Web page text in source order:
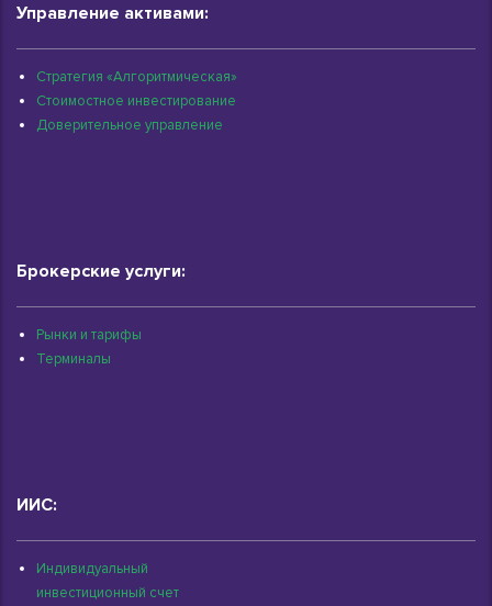
Управление активами:
Стратегия «Алгоритмическая»
Стоимостное инвестирование
Доверительное управление
Брокерские услуги:
Рынки и тарифы
Терминалы
ИИС:
Индивидуальный
инвестиционный счет